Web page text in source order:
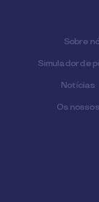
Sobre
Simulador de
Notícias
Os